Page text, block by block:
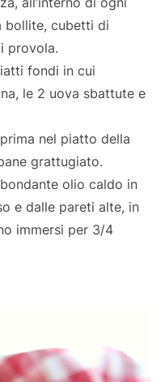
bollite, cubetti di
provola.
fondi in cui
le 2 uova sbattute e
nel piatto della
grattugiato.
olio caldo in
e dalle pareti alte, in
immersi per 3/4